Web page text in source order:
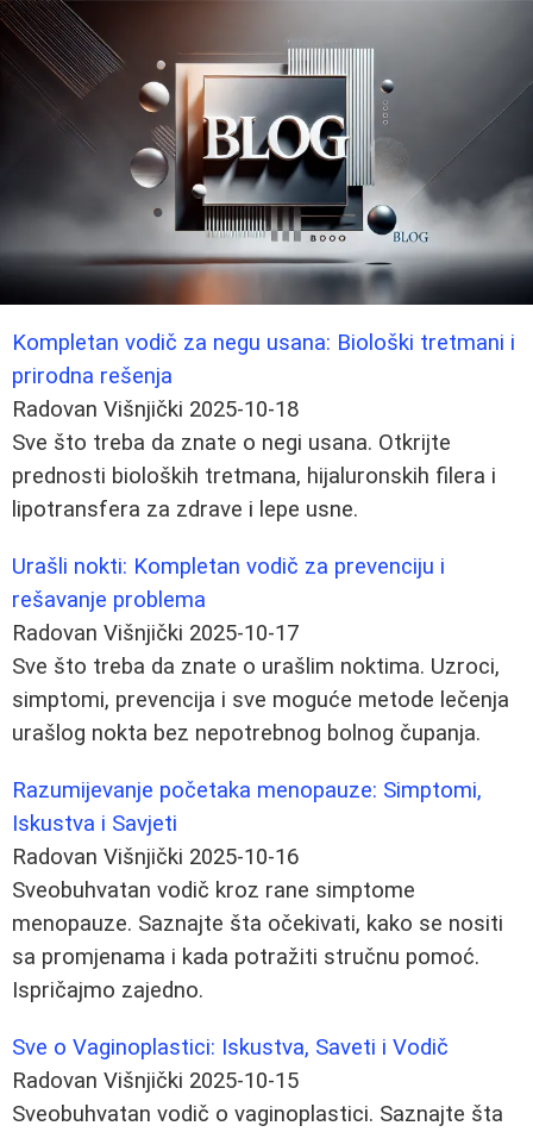
Kompletan vodič za negu usana: Biološki tretmani i
prirodna rešenja
Radovan Višnjički 2025-10-18
Sve što treba da znate o negi usana. Otkrijte
prednosti bioloških tretmana, hijaluronskih filera i
lipotransfera za zdrave i lepe usne.
Urašli nokti: Kompletan vodič za prevenciju i
rešavanje problema
Radovan Višnjički 2025-10-17
Sve što treba da znate o urašlim noktima. Uzroci,
simptomi, prevencija i sve moguće metode lečenja
urašlog nokta bez nepotrebnog bolnog čupanja.
Razumijevanje početaka menopauze: Simptomi,
Iskustva i Savjeti
Radovan Višnjički 2025-10-16
Sveobuhvatan vodič kroz rane simptome
menopauze. Saznajte šta očekivati, kako se nositi
sa promjenama i kada potražiti stručnu pomoć.
Ispričajmo zajedno.
Sve o Vaginoplastici: Iskustva, Saveti i Vodič
Radovan Višnjički 2025-10-15
Sveobuhvatan vodič o vaginoplastici. Saznajte šta